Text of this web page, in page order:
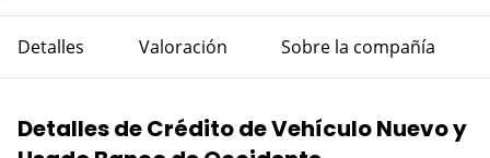
Seguro de Viaje
TARJETAS
Autos
Viajes
Finanzas
Detalles Valoración Sobre la compañía
Detalles de Crédito de Vehículo Nuevo y